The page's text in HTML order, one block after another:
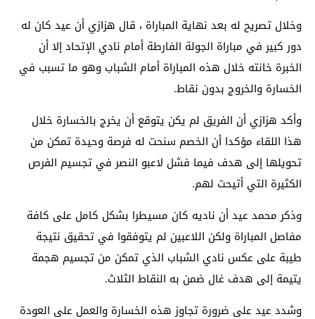
وخلال تصريح له بعد نهاية المباراة ، قال هزازي أن عيد كان له
دور كبير في مباراة الجولة الفارطة أمام نادي الإتحاد إلا أن
الخبرة خانته خلال هذه المباراة أمام الشباب وهو ما تسبب في
الخسارة والخروج بدون نقاط.
وأكد هزازي أن الفريق لم يكن يتوقع أن يخرج بالخسارة خلال
هذا اللقاء مؤكدا أن الخصم سنحت له فرصة وحيدة تمكن من
تحويلها إلى هدف فيما فشل لاعبو النصر في تجسيم الفرص
الكثيرة التي أتيحت لهم.
وذكر محمد عيد أن ناديه كان مسيطرا بشكل كامل على كافة
مفاصل المباراة ولكن اللاعبين لم يتوفقوا في تحقيق نتيجة
طيبة على عكس نادي الشباب الذي تمكن من تجسيم هجمة
يتيمة إلى هدف غال ضمن به النقاط الثلاث.
وشدد عيد على ضرورة تجاوز هذه الخسارة والعمل على العودة